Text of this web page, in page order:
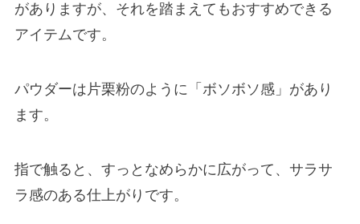
がありますが、それを踏まえてもおすすめできる
アイテムです。
パウダーは片栗粉のように「ボソボソ感」があり
ます。
指で触ると、すっとなめらかに広がって、サラサ
ラ感のある仕上がりです。